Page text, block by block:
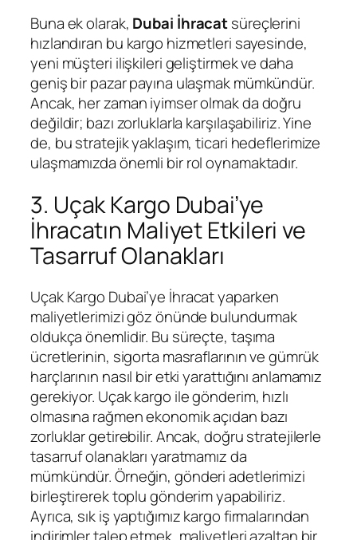
Buna ek olarak, Dubai İhracatsüreçlerini
hızlandıran bu kargo hizmetleri sayesinde,
yeni müşteri ilişkileri geliştirmek ve daha
geniş bir pazar payına ulaşmak mümkündür.
Ancak, her zaman iyimser olmak da doğru
değildir; bazı zorluklarla karşılaşabiliriz. Yine
de, bu stratejik yaklaşım, ticari hedeflerimize
ulaşmamızda önemli bir rol oynamaktadır.
3. Uçak Kargo Dubai’ye
İhracatın Maliyet Etkileri ve
Tasarruf Olanakları
Uçak Kargo Dubai’ye İhracat yaparken
maliyetlerimizi göz önünde bulundurmak
oldukça önemlidir. Bu süreçte, taşıma
ücretlerinin, sigorta masraflarının ve gümrük
harçlarının nasıl bir etki yarattığını anlamamız
gerekiyor. Uçak kargo ile gönderim, hızlı
olmasına rağmen ekonomik açıdan bazı
zorluklar getirebilir. Ancak, doğru stratejilerle
tasarruf olanakları yaratmamız da
mümkündür. Örneğin, gönderi adetlerimizi
birleştirerek toplu gönderim yapabiliriz.
Ayrıca, sık iş yaptığımız kargo firmalarından